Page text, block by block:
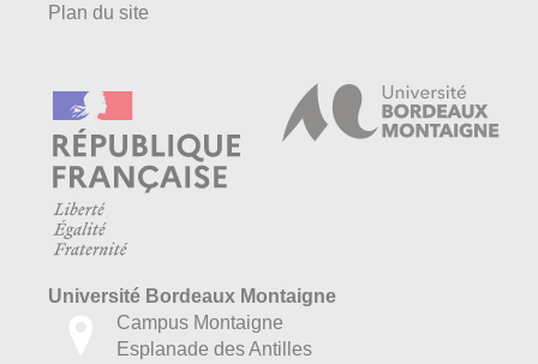
Plan du site
Université Bordeaux Montaigne
Campus Montaigne
Esplanade des Antilles